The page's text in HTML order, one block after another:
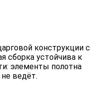
конструкции с
сборка устойчива к
элементы полотна
ведёт.